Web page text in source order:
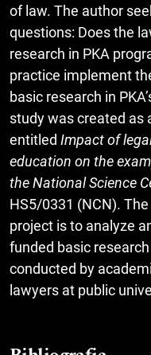
of law. The author
questions: Does the
research in PKA
practice implement
basic research in
study was created as
entitled Impact of
education on the
theNational Science
HS5/0331 (NCN).
project is to analyze
funded basic
conducted by
lawyers at public